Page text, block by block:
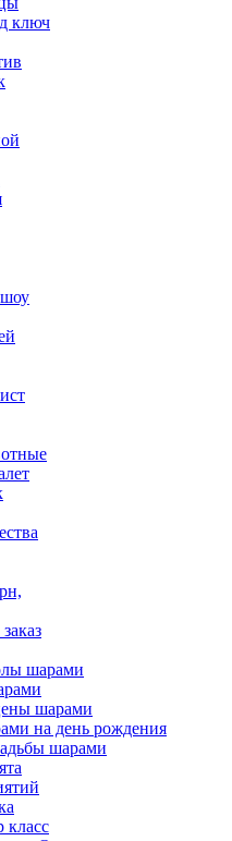
ключ
шарами
шарами
на день рождения
шарами
класс